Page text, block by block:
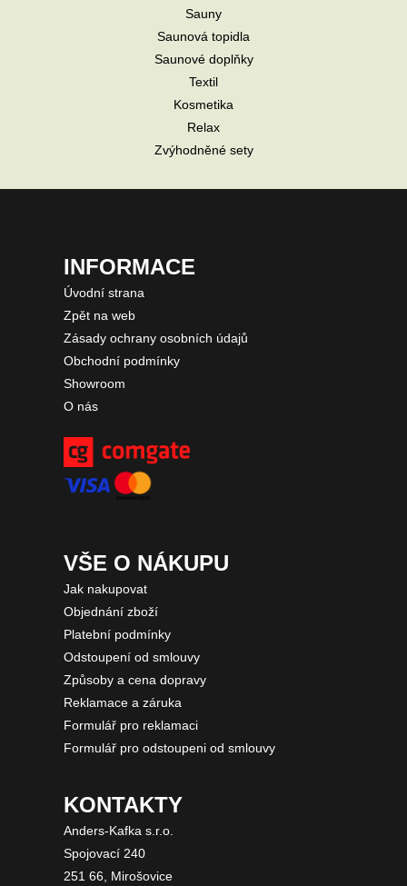
Sauny
Saunová topidla
Saunové doplňky
Textil
Kosmetika
Relax
Zvýhodněné sety
INFORMACE
Úvodní strana
Zpět na web
Zásady ochrany osobních údajů
Obchodní podmínky
Showroom
O nás
VŠE O NÁKUPU
Jak nakupovat
Objednání zboží
Platební podmínky
Odstoupení od smlouvy
Způsoby a cena dopravy
Reklamace a záruka
Formulář pro reklamaci
Formulář pro odstoupeni od smlouvy
KONTAKTY
Anders-Kafka s.r.o.
Spojovací 240
251 66, Mirošovice